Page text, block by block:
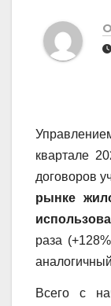
квартале
договоров
рынке
раза
Всего с